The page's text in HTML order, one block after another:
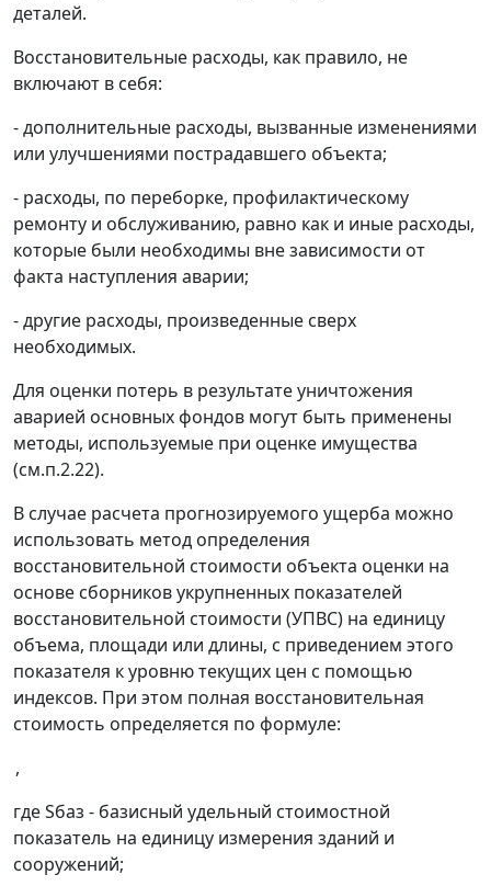
деталей.
Восстановительные расходы, как правило, не
включают в себя:
- дополнительные расходы, вызванные изменениями
или улучшениями пострадавшего объекта;
- расходы, по переборке, профилактическому
ремонту и обслуживанию, равно как и иные расходы,
которые были необходимы вне зависимости от
факта наступления аварии;
- другие расходы, произведенные сверх
необходимых.
Для оценки потерь в результате уничтожения
аварией основных фондов могут быть применены
методы, используемые при оценке имущества
(см.п.2.22).
В случае расчета прогнозируемого ущерба можно
использовать метод определения
восстановительной стоимости объекта оценки на
основе сборников укрупненных показателей
восстановительной стоимости (УПВС) на единицу
объема, площади или длины, с приведением этого
показателя к уровню текущих цен с помощью
индексов. При этом полная восстановительная
стоимость определяется по формуле:
,
гдеSбаз - базисный удельный стоимостной
показатель на единицу измерения зданий и
сооружений;